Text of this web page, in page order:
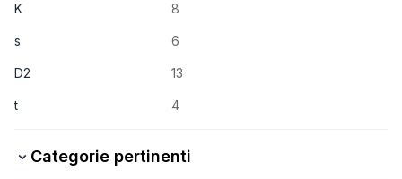
K 8
s 6
D2 13
t 4
Categorie pertinenti